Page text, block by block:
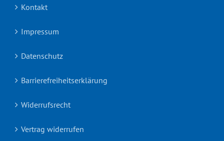
Kontakt
Impressum
Datenschutz
Barrierefreiheitserklärung
Widerrufsrecht
Vertrag widerrufen